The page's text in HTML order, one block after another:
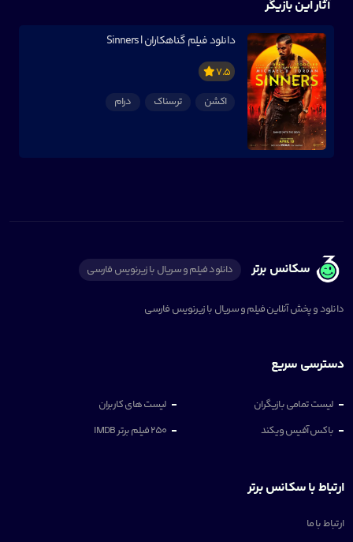
آثار این بازیگر
دانلود فیلم گناهکاران | Sinners
7.5
اکشن
ترسناک درام
سکانس برتر دانلود فیلم و سریال با زیرنویس فارسی
دانلود و پخش آنلاین فیلم و سریال با زیرنویس فارسی
دسترسی سریع
لیست تمامی بازیگران
لیست های کاربران
باکس آفیس ویکند
250 فیلم برتر IMDB
ارتباط با سکانس برتر
ارتباط با ما